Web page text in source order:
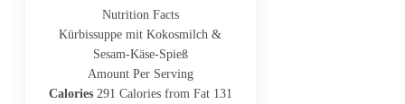
Nutrition Facts
Kürbissuppe mit Kokosmilch &
Sesam-Käse-Spieß
Amount Per Serving
Calories291 Calories from Fat 131